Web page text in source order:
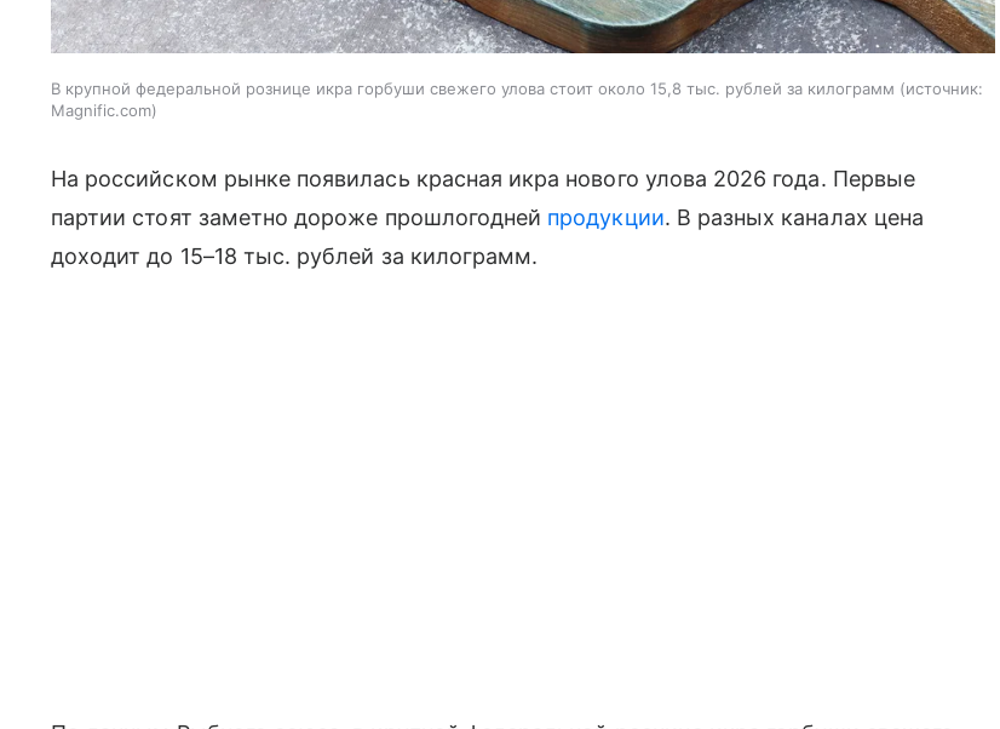
В крупной федеральной рознице икра горбуши свежего улова стоит около 15,8 тыс. рублей за килограмм
источник:
Magnific.com
На российском рынке появилась красная икра нового улова 2026 года. Первые
партии стоят заметно дороже прошлогодней продукции. В разных каналах цена
доходит до 15–18 тыс. рублей за килограмм.